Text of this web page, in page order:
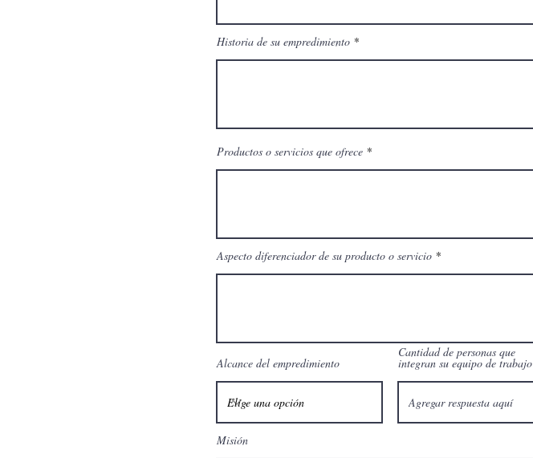
Historia de su empredimiento
Productos o servicios que ofrece
Aspecto diferenciador de su producto o servicio
Alcance del empredimiento
Cantidad de personas que
integran su equipo de trabajo
Misión